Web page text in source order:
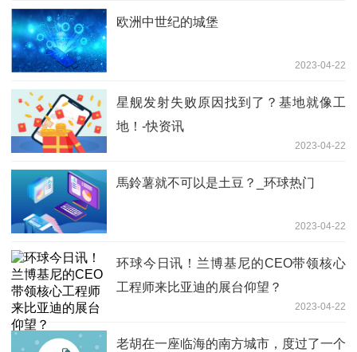
欧洲中世纪的城堡
2023-04-22
星舰发射失败原因找到了？基地就像工
地！-快资讯
2023-04-22
馬鈴薯就不可以是土豆？_环球热门
2023-04-22
环球今日讯！兰博基尼的CEO带领核心
工程师来比亚迪的展台仰望？
2023-04-22
老胡在一座临海的南方城市，度过了一个